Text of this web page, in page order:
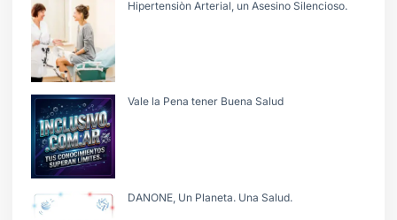
Hipertensiòn Arterial, un Asesino Silencioso.
Vale la Pena tener Buena Salud
DANONE, Un Planeta. Una Salud.